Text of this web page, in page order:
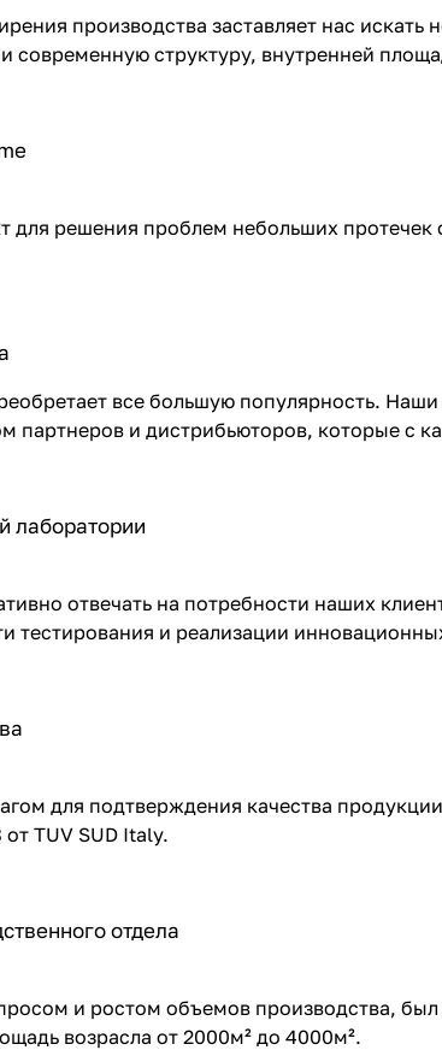
производства заставляет нас
современную структуру, внутренней
для решения проблем небольших
все большую популярность.
партнеров и дистрибьюторов, которые с
лаборатории
отвечать на потребности наших
тестирования и реализации
для подтверждения качества продукции
TUV SUD Italy.
отдела
и ростом объемов производства, был
возрасла от 2000м² до 4000м².